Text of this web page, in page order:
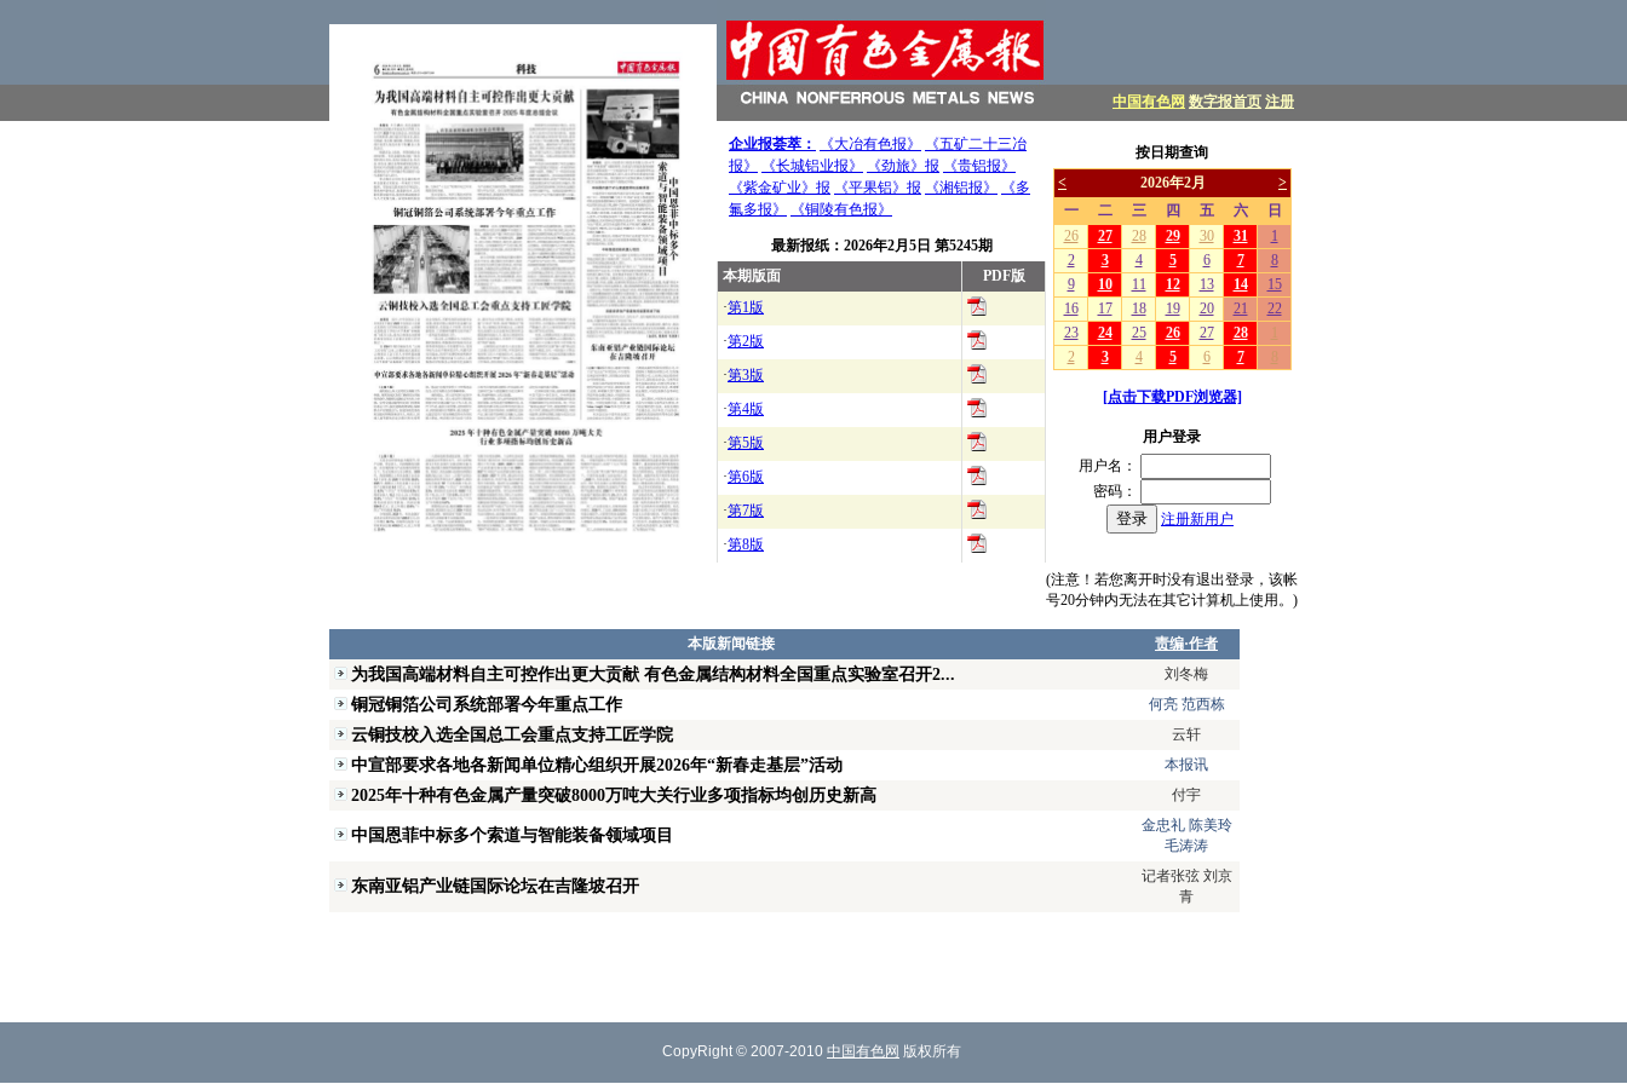
企业报荟萃： 《大冶有色报》
《五矿二十三冶
报》
《长城铝业报》 《劲旅》报
《贵铝报》
《紫金矿业》报
《平果铝》报 《湘铝报》
《多
氟多报》
《铜陵有色报》
最新报纸： 2026年2月5日 第5245期
本期版面
PDF版
·第1版
·第2版
·第3版
·第4版
·第5版
·第6版
·第7版
·第8版
中国有色网 数字报首页 注册
按日期查询
[点击下载PDF浏览器]
用户登录
用户名：
密码：
注册新用户
(注意！若您离开时没有退出登录，该帐
号20分钟内无法在其它计算机上使用。)
本版新闻链接 责编·作者
为我国高端材料自主可控作出更大贡献 有色金属结构材料全国重点实验室召开2... 刘冬梅
铜冠铜箔公司系统部署今年重点工作 何亮 范西栋
云铜技校入选全国总工会重点支持工匠学院 云轩
中宣部要求各地各新闻单位精心组织开展2026年“新春走基层”活动 本报讯
2025年十种有色金属产量突破8000万吨大关行业多项指标均创历史新高 付宇
中国恩菲中标多个索道与智能装备领域项目
金忠礼 陈美玲
毛涛涛
东南亚铝产业链国际论坛在吉隆坡召开
记者张弦 刘京
青
CopyRight © 2007-2010 中国有色网 版权所有